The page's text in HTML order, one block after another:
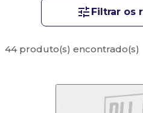
Filtrar os
44 produto(s) encontrado(s)